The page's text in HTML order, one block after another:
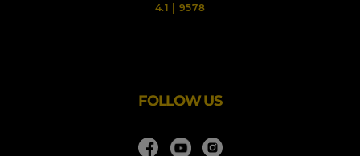
Gründerteam die Kulturhauptstadt Dortmund verlassen
4.1 | 9578
FOLLOW US